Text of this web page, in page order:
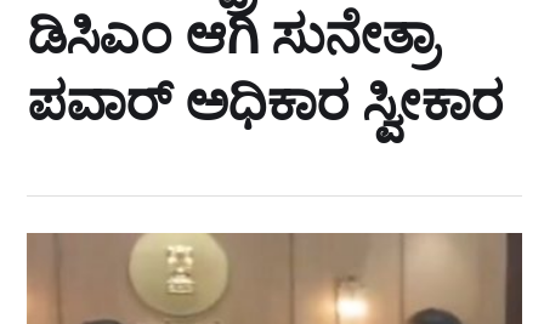
ಡಿಸಿಎಂ ಆಗಿ ಸುನೇತ್ರಾ
ಪವಾರ್‌ ಅಧಿಕಾರ ಸ್ವೀಕಾರ